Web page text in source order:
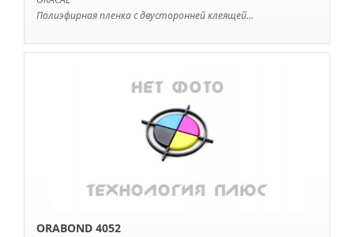
Полиэфирная пленка с двусторонней клеящей...
ORABOND 4052